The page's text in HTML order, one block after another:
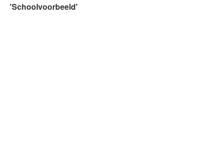
'Schoolvoorbeeld'